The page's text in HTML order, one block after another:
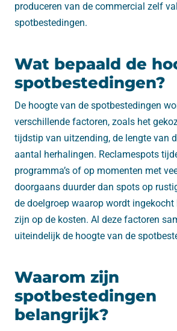
produceren van de commercial zelf
spotbestedingen.
Wat bepaald de
spotbestedingen?
De hoogte van de spotbestedingen
verschillende factoren, zoals het
tijdstip van uitzending, de lengte van
aantal herhalingen. Reclamespots
programma’s of op momenten met
doorgaans duurder dan spots op
de doelgroep waarop wordt
zijn op de kosten. Al deze factoren
uiteindelijk de hoogte van de
Waarom zijn
spotbestedingen
belangrijk?